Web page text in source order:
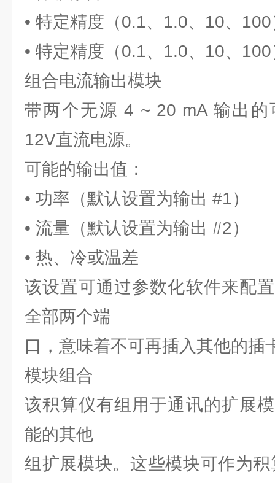
• 特定精度（0.1、1.0、10、
• 特定精度（0.1、1.0、10、
组合电流输出模块
带两个无源 4 ~ 20 mA 输出
12V直流电源。
可能的输出值：
• 功率（默认设置为输出 #1）
• 流量（默认设置为输出 #2）
• 热、冷或温差
该设置可通过参数化软件来配
全部两个端
口，意味着不可再插入其他的插
模块组合
该积算仪有组用于通讯的扩展
能的其他
组扩展模块。这些模块可作为